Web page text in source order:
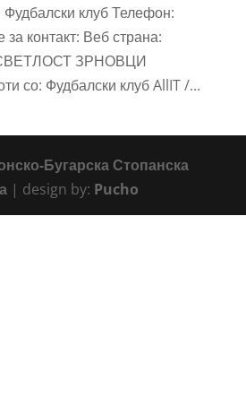
Фудбалски клуб Телефон:
за контакт: Веб страна:
СВЕТЛОСТ ЗРНОВЦИ
со: Фудбалски клуб AllIT /...
Бугарска Стопанска
| design by: Pucho